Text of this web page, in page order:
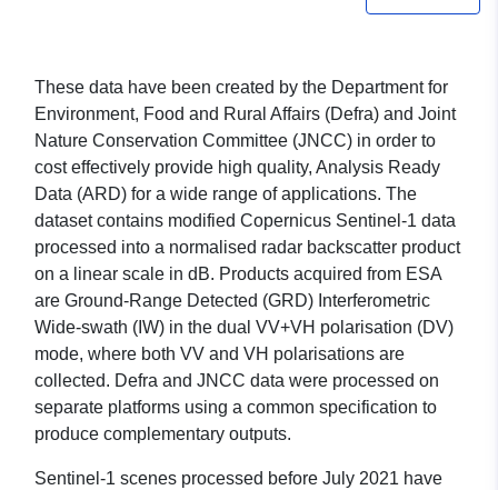
These data have been created by the Department for
Environment, Food and Rural Affairs (Defra) and Joint
Nature Conservation Committee (JNCC) in order to
cost effectively provide high quality, Analysis Ready
Data (ARD) for a wide range of applications. The
dataset contains modified Copernicus Sentinel-1 data
processed into a normalised radar backscatter product
on a linear scale in dB. Products acquired from ESA
are Ground-Range Detected (GRD) Interferometric
Wide-swath (IW) in the dual VV+VH polarisation (DV)
mode, where both VV and VH polarisations are
collected. Defra and JNCC data were processed on
separate platforms using a common specification to
produce complementary outputs.
Sentinel-1 scenes processed before July 2021 have